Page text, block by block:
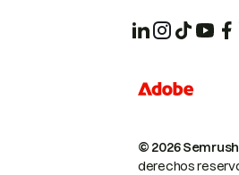
© 2026
derechos